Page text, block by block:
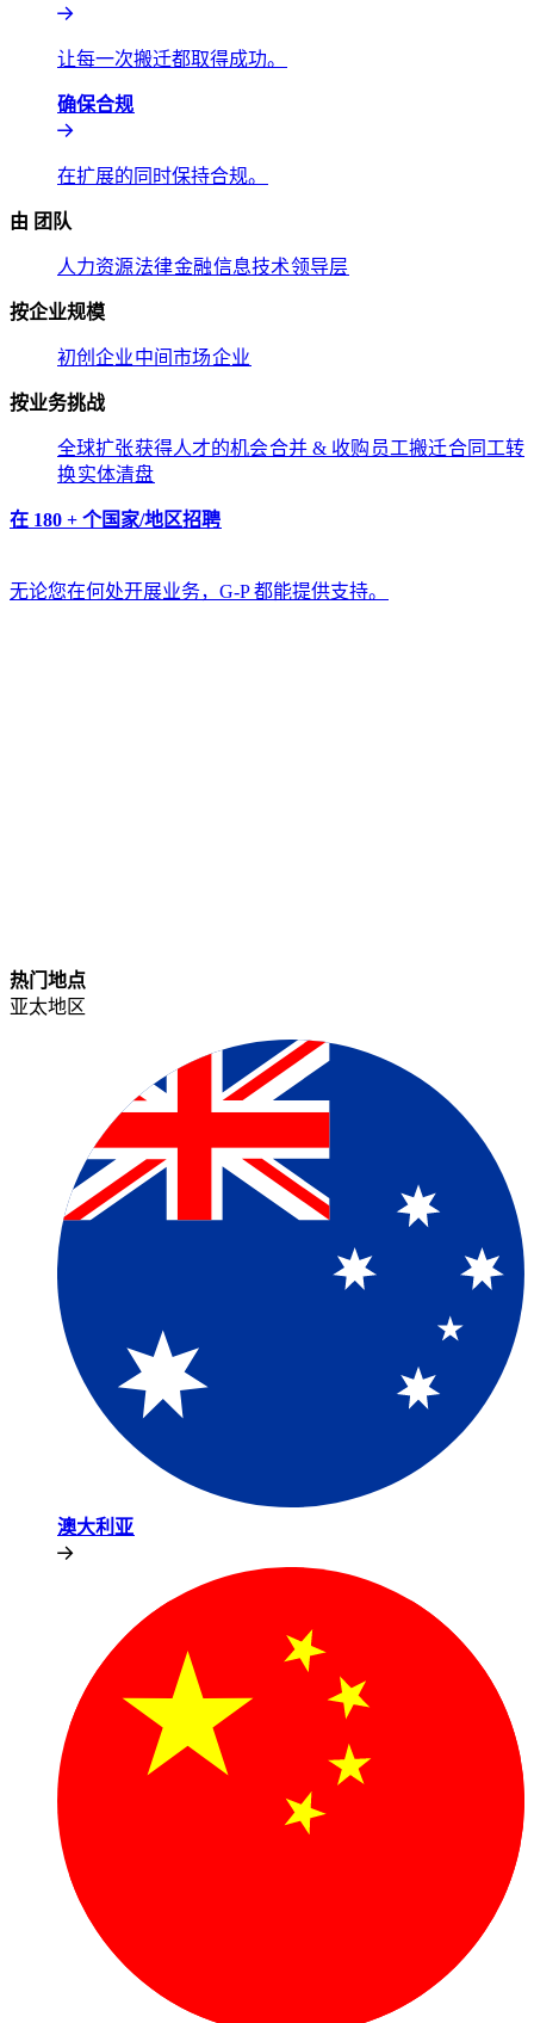
让每一次搬迁都取得成功。​​
确保合规​​
在扩展的同时保持合规。​​
由 团队​​
人力资源​​法律​​金融​​信息技术​​领导层​​
按企业规模​​
初创企业​​中间市场​​企业​​
按业务挑战​​
全球扩张​​获得人才的机会​​合并 & 收购​​ 员工搬迁​​合同工转
换​​实体清盘​​
在 180 + 个国家/地区招聘​​
无论您在何处开展业务，G-P 都能提供支持。​​
热门地点​​
亚太地区​​
澳大利亚​​